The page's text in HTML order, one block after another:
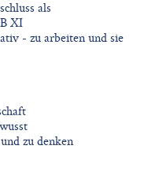
als
XI
- zu arbeiten und sie
zu denken